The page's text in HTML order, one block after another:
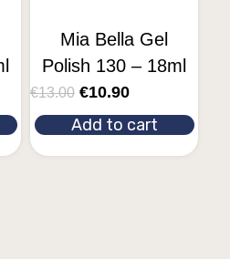
Mia Bella Gel
Polish 130 – 18ml
€13.00 €10.90
Add to cart